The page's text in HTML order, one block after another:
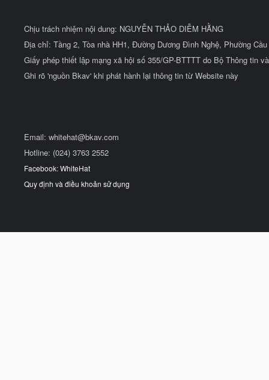
Chịu trách nhiệm nội dung: NGUYỄN THẢO DIỄM HẰNG
Địa chỉ: Tầng 2, Tòa nhà HH1, Đường Dương Đình Nghệ, Phường
Giấy phép thiết lập mạng xã hội số 355/GP-BTTTT do Bộ Thông tin
Ghi rõ 'nguồn Bkav' khi phát hành lại thông tin từ Website này
Email: whitehat@bkav.com
Hotline: (024) 3763 2552
Facebook: WhiteHat
Quy định và điều khoản sử dụng